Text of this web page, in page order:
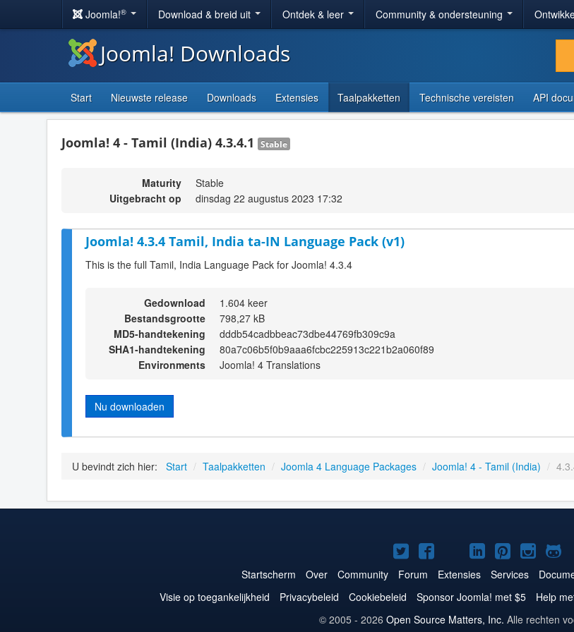
Joomla!® Download & breid uit Ontdek & leer Community & ondersteuning
Joomla! Downloads
Start Nieuwste release Downloads Extensies Taalpakketten Technische vereisten API
Joomla! 4 - Tamil (India) 4.3.4.1 Stable
Maturity
Stable
Uitgebracht op
dinsdag 22 augustus 2023 17:32
Joomla! 4.3.4 Tamil, India ta-IN Language Pack (v1)
This is the full Tamil, India Language Pack for Joomla! 4.3.4
Gedownload
1.604 keer
Bestandsgrootte
798,27 kB
MD5-handtekening
dddb54cadbbeac73dbe44769fb309c9a
SHA1-handtekening
80a7c06b5f0b9aaa6fcbc225913c221b2a060f89
Environments
Joomla! 4 Translations
Nu downloaden
U bevindt zich hier: Start / Taalpakketten / Joomla 4 Language Packages / Joomla! 4 - Tamil (India) /
Joomla!
op
Twitter
Joomla!
op
Facebook
Joomla!
op
YouTube
Joomla!
op
LinkedIn
Joomla!
op
Pinterest
Joomla!
op op
Startscherm Over Community Forum Extensies Services
Visie op toegankelijkheid
Privacybeleid Cookiebeleid Sponsor Joomla! met $5 Help
© 2005 - 2026 Open Source Matters, Inc. Alle rechten